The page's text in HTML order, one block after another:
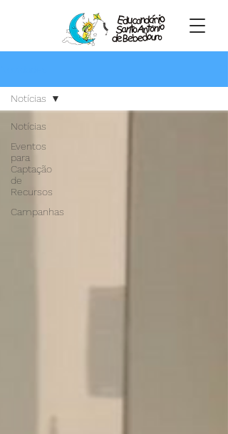
Notícias
Eventos
para
Captação
de
Recursos
Campanhas
Notícias